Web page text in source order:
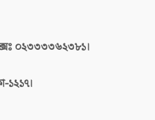
০২৩৩৩৩৬২৩৮১।
১২১৭।